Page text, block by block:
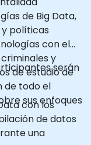
de Big Data,
políticas
con el
y
de estudio de
de todo el
sus enfoques
serán
con los
de datos
una